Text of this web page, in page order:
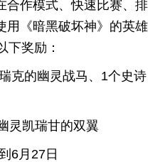
合作模式、快速比赛、排
用《暗黑破坏神》的英雄
下奖励：
克的幽灵战马、1个史诗
灵凯瑞甘的双翼
6月27日